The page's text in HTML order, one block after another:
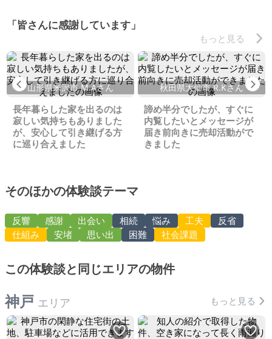
「皆さんに感謝しています」
もっと見る
Previous
山形県米沢市 M.Aさん
長年暮らした家を出るのは
寂しい気持ちもありました
が、安心して引き継げる方
に巡り合えました
秋田県大仙市 R.Kさん
諦め半分でしたが、すぐに
内覧したいとメッセージが
届き前向きに売却活動がで
きました
そのほかの体験談テーマ
反響 感謝 出会い 相続 悩み 工夫
反省
仕組み
安堵 思い出 困難 社会課題
この体験談と同じエリアの物件
神戸 エリア もっと見る